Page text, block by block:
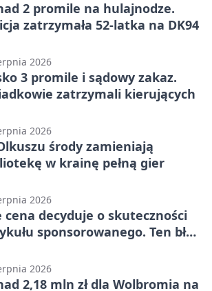
2 promile na hulajnodze.
zatrzymała 52-latka na DK94
2026
3 promile i sądowy zakaz.
zatrzymali kierujących
2026
środy zamieniają
w krainę pełną gier
2026
cena decyduje o skuteczności
sponsorowanego. Ten błąd
2026
2,18 mln zł dla Wolbromia na